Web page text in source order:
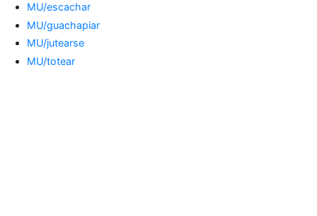
MU/escachar
MU/guachapiar
MU/jutearse
MU/totear